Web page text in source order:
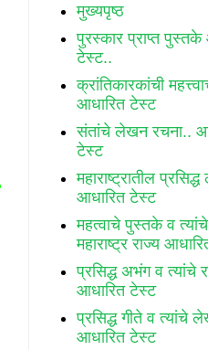
मुख्यपृष्ठ
पुरस्कार प्राप्त पुस्तके
टेस्ट..
क्रांतिकारकांची
आधारित टेस्ट
संतांचे लेखन रचना..
टेस्ट
महाराष्ट्रातील
आधारित टेस्ट
महत्वाचे पुस्तके व
महाराष्ट्र राज्य
प्रसिद्ध अभंग व त्यांचे
आधारित टेस्ट
प्रसिद्ध गीते व त्यांचे
आधारित टेस्ट